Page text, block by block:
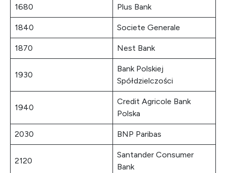
1680 Plus Bank
1840 Societe Generale
1870 Nest Bank
1930
Bank Polskiej
Spółdzielczości
1940
Credit Agricole Bank
Polska
2030 BNP Paribas
2120
Santander Consumer
Bank